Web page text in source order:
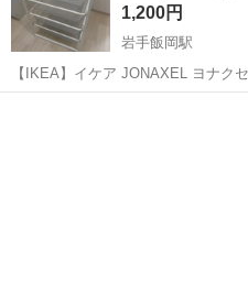
1,200円
岩手飯岡駅
【IKEA】イケア JONAXEL ヨナク
ット ホワイト 幅 50 cm 奥行き 51 cm 高さ 70 cm 画像4枚目のよう